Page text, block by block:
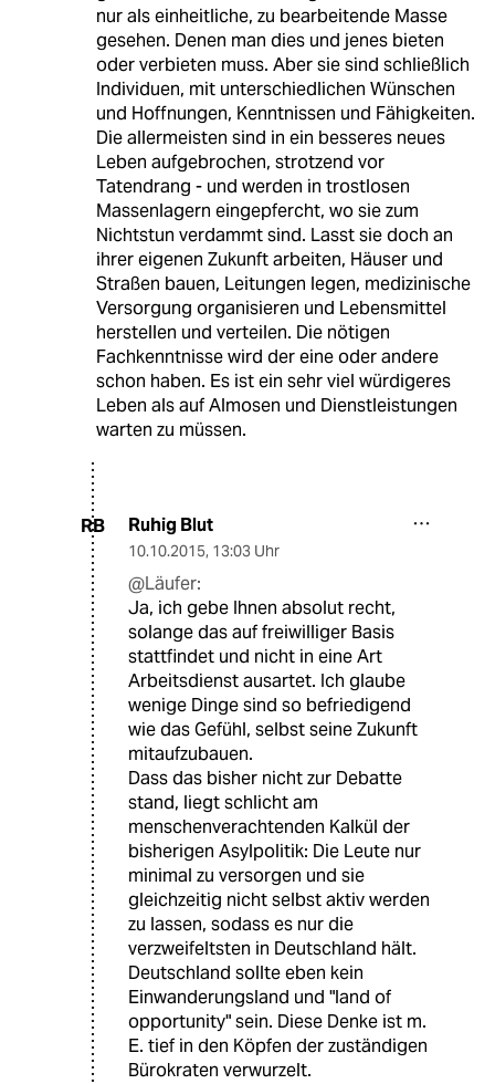
nur als einheitliche, zu bearbeitende Masse
gesehen. Denen man dies und jenes bieten
oder verbieten muss. Aber sie sind schließlich
Individuen, mit unterschiedlichen Wünschen
und Hoffnungen, Kenntnissen und Fähigkeiten.
Die allermeisten sind in ein besseres neues
Leben aufgebrochen, strotzend vor
Tatendrang - und werden in trostlosen
Massenlagern eingepfercht, wo sie zum
Nichtstun verdammt sind. Lasst sie doch an
ihrer eigenen Zukunft arbeiten, Häuser und
Straßen bauen, Leitungen legen, medizinische
Versorgung organisieren und Lebensmittel
herstellen und verteilen. Die nötigen
Fachkenntnisse wird der eine oder andere
schon haben. Es ist ein sehr viel würdigeres
Leben als auf Almosen und Dienstleistungen
warten zu müssen.
RB Ruhig Blut
10.10.2015, 13:03 Uhr
@Läufer:
Ja, ich gebe Ihnen absolut recht,
solange das auf freiwilliger Basis
stattfindet und nicht in eine Art
Arbeitsdienst ausartet. Ich glaube
wenige Dinge sind so befriedigend
wie das Gefühl, selbst seine Zukunft
mitaufzubauen.
Dass das bisher nicht zur Debatte
stand, liegt schlicht am
menschenverachtenden Kalkül der
bisherigen Asylpolitik: Die Leute nur
minimal zu versorgen und sie
gleichzeitig nicht selbst aktiv werden
zu lassen, sodass es nur die
verzweifeltsten in Deutschland hält.
Deutschland sollte eben kein
Einwanderungsland und "land of
opportunity" sein. Diese Denke ist m.
E. tief in den Köpfen der zuständigen
Bürokraten verwurzelt.